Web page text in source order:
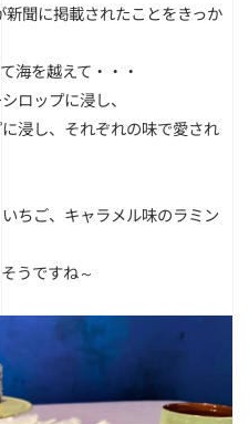
聞に掲載されたことをきっか
海を越えて・・・
ロップに浸し、
浸し、それぞれの味で愛され
ちご、キャラメル味のラミン
うですね～